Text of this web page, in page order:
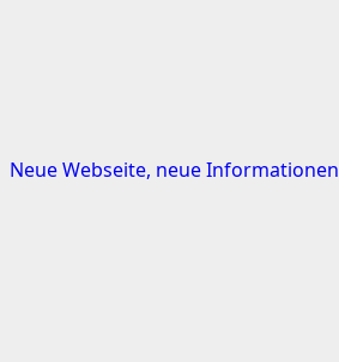
Neue Webseite, neue Informationen